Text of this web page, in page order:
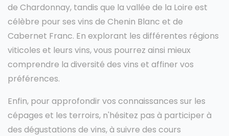
de Chardonnay, tandis que la vallée de la Loire est
célèbre pour ses vins de Chenin Blanc et de
Cabernet Franc. En explorant les différentes régions
viticoles et leurs vins, vous pourrez ainsi mieux
comprendre la diversité des vins et affiner vos
préférences.
Enfin, pour approfondir vos connaissances sur les
cépages et les terroirs, n'hésitez pas à participer à
des dégustations de vins, à suivre des cours